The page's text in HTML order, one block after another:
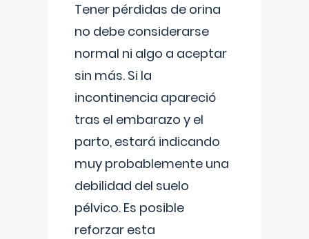
Tener pérdidas de orina
no debe considerarse
normal ni algo a aceptar
sin más. Si la
incontinencia apareció
tras el embarazo y el
parto, estará indicando
muy probablemente una
debilidad del suelo
pélvico. Es posible
reforzar esta